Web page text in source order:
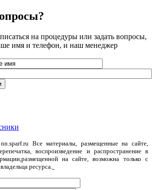
на процедуры или задать вопросы,
имя и телефон, и наш менеджер
nn.sparf.ru Все материалы, размещенные на сайте,
воспроизведение и распространение в
на сайте, возможна только с
ресурса.